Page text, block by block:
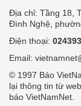
Địa chỉ: Tầng 18,
Đình Nghệ,
Điện thoại:
Email:
© 1997 Báo
lại thông tin từ
báo VietNamNet.